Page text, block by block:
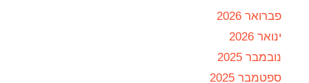
פברואר 2026
ינואר 2026
נובמבר 2025
ספטמבר 2025